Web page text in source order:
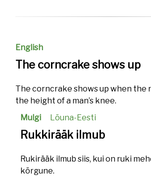
English
The corncrake shows up
The corncrake shows up when the
the height of a man’s knee.
Mulgi
Lõuna-Eesti
Rukkirääk ilmub
Rukirääk ilmub siis, kui on ruki
kõrgune.